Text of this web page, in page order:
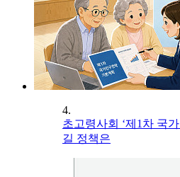
4.
초고령사회 ‘제1차 국
길 정책은